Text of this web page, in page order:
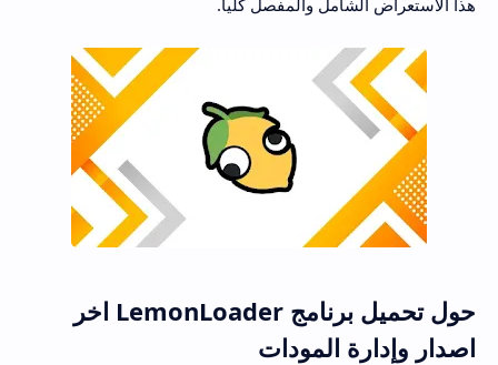
حول تحميل برنامج LemonLoader اخر
اصدار وإدارة المودات